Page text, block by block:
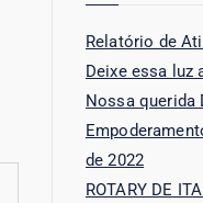
Relatório de
Deixe essa luz
Nossa querida
de 2022
ROTARY DE